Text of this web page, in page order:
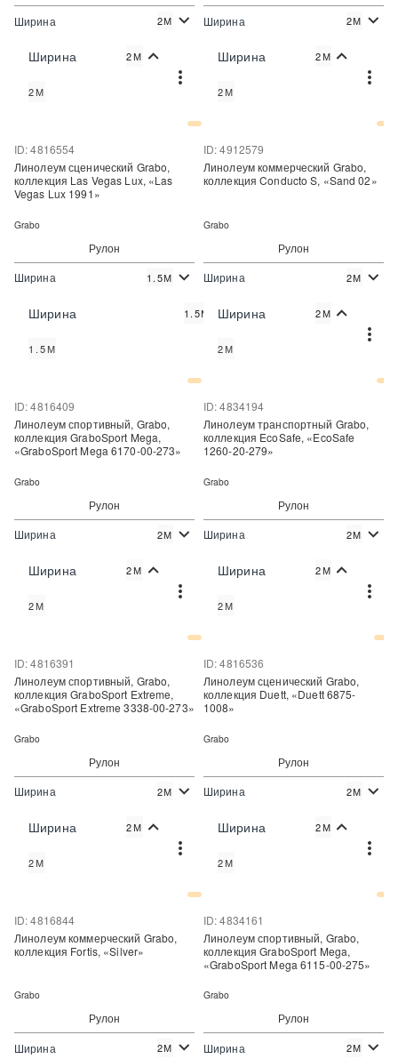
Цена:
Ширина 2М
Ширина 2М
2М
Цена:
Ширина 2М
Ширина 2М
2М
Рулон
ID: 4816554
Цена:
Линолеум сценический Grabo,
коллекция Las Vegas Lux, «Las
Vegas Lux 1991»
Grabo
Ширина 1.5М
Ширина 1.5М
1.5М
Рулон
ID: 4912579
Цена:
Линолеум коммерческий Grabo,
коллекция Conducto S, «Sand 02»
Grabo
Ширина 2М
Ширина 2М
2М
Рулон
ID: 4816409
Цена:
Линолеум спортивный, Grabo,
коллекция GraboSport Mega,
«GraboSport Mega 6170-00-273»
Grabo
Ширина 2М
Ширина 2М
2М
Рулон
ID: 4834194
Цена:
Линолеум транспортный Grabo,
коллекция EcoSafe, «EcoSafe
1260-20-279»
Grabo
Ширина 2М
Ширина 2М
2М
Рулон
ID: 4816391
Цена:
Линолеум спортивный, Grabo,
коллекция GraboSport Extreme,
«GraboSport Extreme 3338-00-273»
Grabo
Ширина 2М
Ширина 2М
2М
Рулон
ID: 4816536
Цена:
Линолеум сценический Grabo,
коллекция Duett, «Duett 6875-
1008»
Grabo
Ширина 2М
Ширина 2М
2М
Рулон
ID: 4816844
Линолеум коммерческий Grabo,
коллекция Fortis, «Silver»
Grabo
Ширина 2М
Рулон
ID: 4834161
Линолеум спортивный, Grabo,
коллекция GraboSport Mega,
«GraboSport Mega 6115-00-275»
Grabo
Ширина 2М